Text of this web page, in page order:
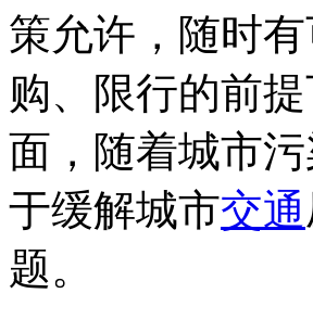
策允许，随时
购、限行的前
面，随着城市
于缓解城市交通
题。